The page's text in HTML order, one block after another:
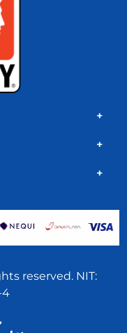
+
+
+
reserved. NIT:
4